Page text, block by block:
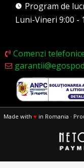
Program de
Luni-Vineri 9:00 -
Comenzi
Made with ♥ in Romania ·